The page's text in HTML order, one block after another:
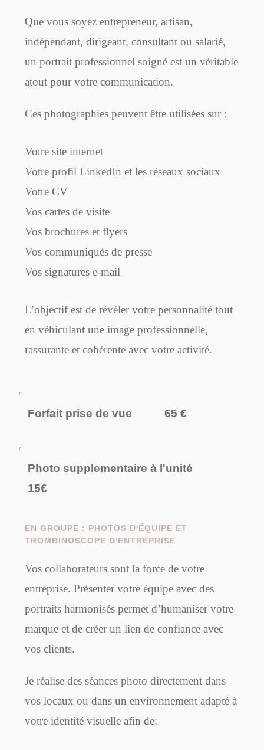
Que vous soyez entrepreneur, artisan,
indépendant, dirigeant, consultant ou salarié,
un portrait professionnel soigné est un véritable
atout pour votre communication.
Ces photographies peuvent être utilisées sur :
Votre site internet
Votre profil LinkedIn et les réseaux sociaux
Votre CV
Vos cartes de visite
Vos brochures et flyers
Vos communiqués de presse
Vos signatures e-mail
L’objectif est de révéler votre personnalité tout
en véhiculant une image professionnelle,
rassurante et cohérente avec votre activité.
Forfait prise de vue 65 €
Photo supplementaire à l'unité
15€
EN GROUPE : PHOTOS D'ÉQUIPE ET
TROMBINOSCOPE D'ENTREPRISE
Vos collaborateurs sont la force de votre
entreprise. Présenter votre équipe avec des
portraits harmonisés permet d’humaniser votre
marque et de créer un lien de confiance avec
vos clients.
Je réalise des séances photo directement dans
vos locaux ou dans un environnement adapté à
votre identité visuelle afin de: